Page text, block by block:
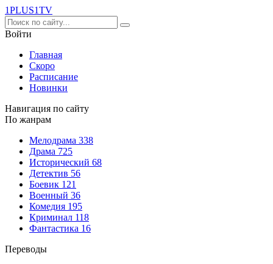
1PLUS1TV
Войти
Главная
Скоро
Расписание
Новинки
Навигация по сайту
По жанрам
Мелодрама 338
Драма 725
Исторический 68
Детектив 56
Боевик 121
Военный 36
Комедия 195
Криминал 118
Фантастика 16
Переводы